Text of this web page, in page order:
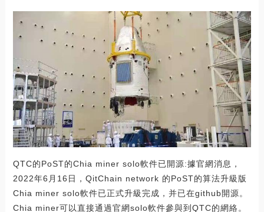
QTC的PoST的Chia miner solo軟件已開源:據官網消息，
2022年6月16日，QitChain network 的PoST的算法升級版
Chia miner solo軟件已正式升級完成，并已在github開源。
Chia miner可以直接通過官網solo軟件參與到QTC的網絡。